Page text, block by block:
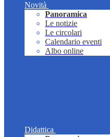
Novità
Panoramica
Le notizie
Le circolari
Calendario eventi
Albo online
Didattica